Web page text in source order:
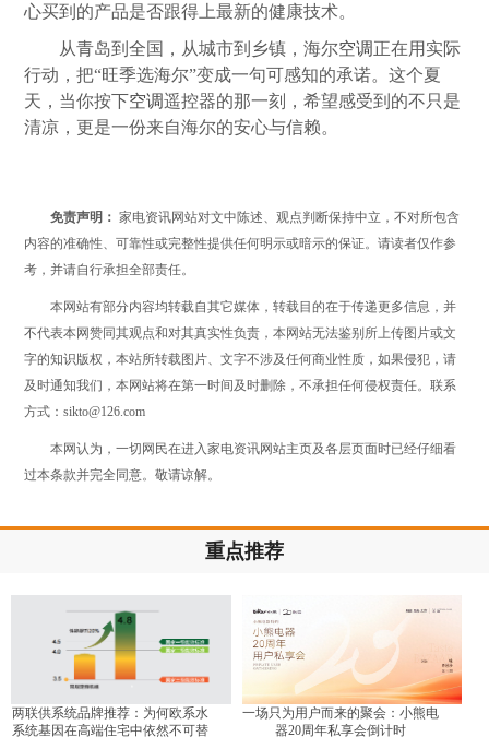
心买到的产品是否跟得上最新的健康技术。
从青岛到全国，从城市到乡镇，海尔空调正在用实际
行动，把“旺季选海尔”变成一句可感知的承诺。这个夏
天，当你按下空调遥控器的那一刻，希望感受到的不只是
清凉，更是一份来自海尔的安心与信赖。
免责声明： 家电资讯网站对文中陈述、观点判断保持中立，不对所包含
内容的准确性、可靠性或完整性提供任何明示或暗示的保证。请读者仅作参
考，并请自行承担全部责任。
本网站有部分内容均转载自其它媒体，转载目的在于传递更多信息，并
不代表本网赞同其观点和对其真实性负责，本网站无法鉴别所上传图片或文
字的知识版权，本站所转载图片、文字不涉及任何商业性质，如果侵犯，请
及时通知我们，本网站将在第一时间及时删除，不承担任何侵权责任。联系
方式：sikto@126.com
本网认为，一切网民在进入家电资讯网站主页及各层页面时已经仔细看
过本条款并完全同意。敬请谅解。
重点推荐
两联供系统品牌推荐：为何欧系水
系统基因在高端住宅中依然不可替
一场只为用户而来的聚会：小熊电
器20周年私享会倒计时